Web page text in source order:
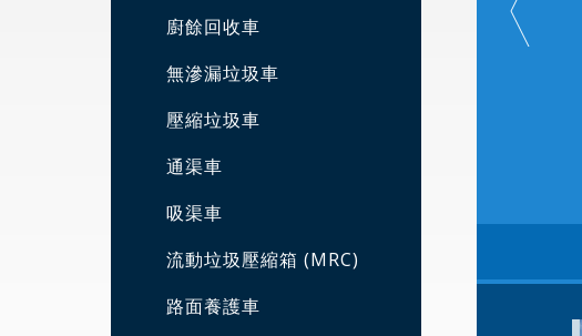
廚餘回收車
無滲漏垃圾車
壓縮垃圾車
通渠車
吸渠車
流動垃圾壓縮箱 (MRC)
路面養護車